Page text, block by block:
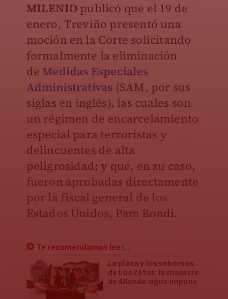
MILENIO publicó que el 19 de
enero, Treviño presentó una
moción en la Corte solicitando
formalmente la eliminación
de Medidas Especiales
Administrativas (SAM, por sus
siglas en inglés), las cuales son
un régimen de encarcelamiento
especial para terroristas y
delincuentes de alta
peligrosidad; y que, en su caso,
fueron aprobadas directamente
por la fiscal general de los
Estados Unidos, Pam Bondi.
Te recomendamos leer...
La plaza y los sobornos
de Los Zetas: la masacre
de Allende sigue impune